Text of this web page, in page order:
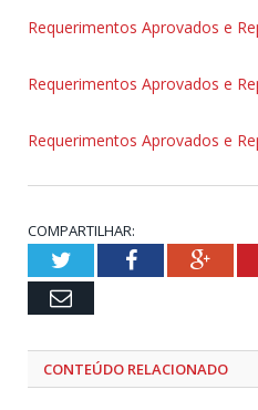
Requerimentos Aprovados e
Requerimentos Aprovados e
Requerimentos Aprovados e
COMPARTILHAR:
TwitterFacebook
Email
CONTEÚDO RELACIONADO